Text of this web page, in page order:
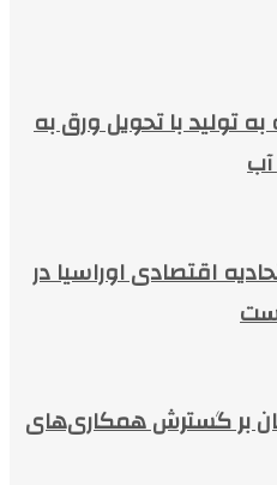
تولید با تحویل ورق به
اقتصادی اوراسیا در
بر گسترش همکاری‌های